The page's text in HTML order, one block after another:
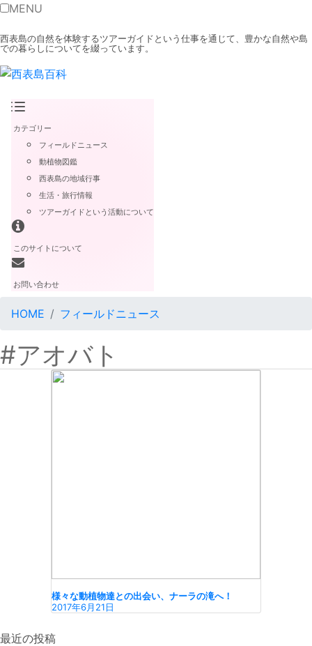
MENU
西表島の自然を体験するツアーガイドという仕事を通じて、豊かな自然や島
での暮らしについてを綴っています。
カテゴリー
フィールドニュース
動植物図鑑
西表島の地域行事
生活・旅行情報
ツアーガイドという活動について
このサイトについて
お問い合わせ
HOME フィールドニュース
#アオバト
様々な動植物達との出会い、ナーラの滝へ！
2017年6月21日
最近の投稿